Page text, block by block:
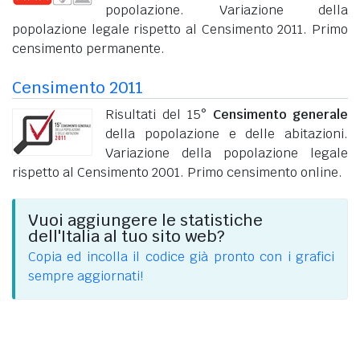
popolazione. Variazione della
popolazione legale rispetto al Censimento 2011. Primo
censimento permanente.
Censimento 2011
Risultati del 15° Censimento generale
della popolazione e delle abitazioni.
Variazione della popolazione legale
rispetto al Censimento 2001. Primo censimento online.
Vuoi aggiungere le statistiche
dell'Italia al tuo sito web?
Copia ed incolla il codice già pronto con i grafici
sempre aggiornati!